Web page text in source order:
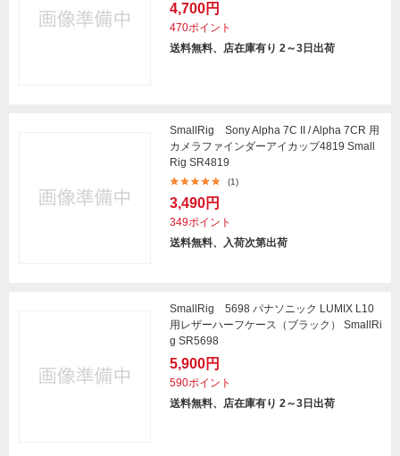
4,700円
470ポイント
送料無料、店在庫有り 2～3日出荷
SmallRig Sony Alpha 7C II / Alpha 7CR 用
カメラファインダーアイカップ4819 Small
Rig SR4819
(1)
3,490円
349ポイント
送料無料、入荷次第出荷
SmallRig 5698 パナソニック LUMIX L10
用レザーハーフケース（ブラック） SmallRi
g SR5698
5,900円
590ポイント
送料無料、店在庫有り 2～3日出荷